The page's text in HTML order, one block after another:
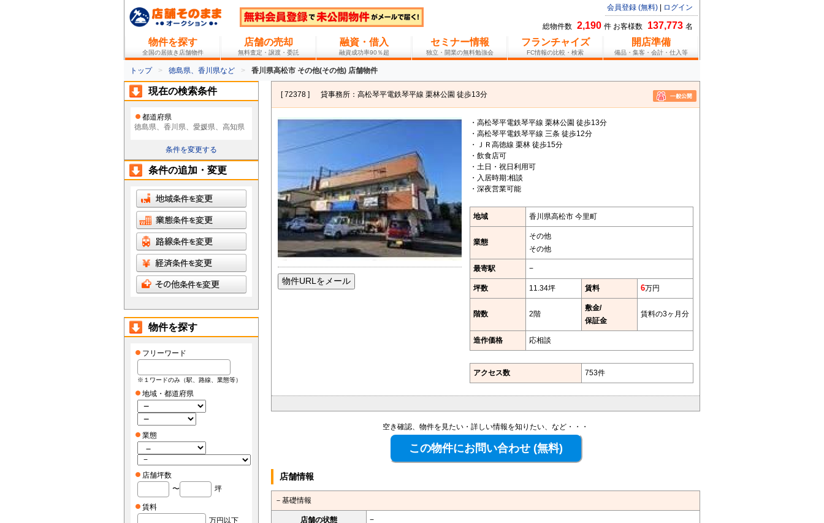
会員登録 (無料) ログイン
総物件数 2,190 件 お客様数 137,773 名
物件を探す
全国の居抜き店舗物件
店舗の売却
無料査定・譲渡・委託
融資・借入
融資成功率90％超
セミナー情報
独立・開業の無料勉強会
フランチャイズ
FC情報の比較・検索
開店準備
備品・集客・会計・仕入等
トップ 徳島県、香川県など 香川県高松市 その他(その他) 店舗物件
[ 72378 ] 貸事務所：高松琴平電鉄琴平線 栗林公園 徒歩13分
・高松琴平電鉄琴平線 栗林公園 徒歩13分
・高松琴平電鉄琴平線 三条 徒歩12分
・ＪＲ高徳線 栗林 徒歩15分
・飲食店可
・土日・祝日利用可
・入居時期:相談
・深夜営業可能
地域 香川県高松市 今里町
業態
その他
その他
最寄駅 −
坪数 11.34坪 賃料 6万円
階数 2階
敷金/
保証金
賃料の3ヶ月分
造作価格 応相談
アクセス数 753件
空き確認、物件を見たい・詳しい情報を知りたい、など・・・
店舗情報
－基礎情報
店舗の状態 −
現在の検索条件
都道府県
徳島県、香川県、愛媛県、高知県
条件を変更する
条件の追加・変更
物件を探す
フリーワード
※１ワードのみ（駅、路線、業態等）
地域・都道府県
業態
店舗坪数
〜
坪
賃料
万円以下